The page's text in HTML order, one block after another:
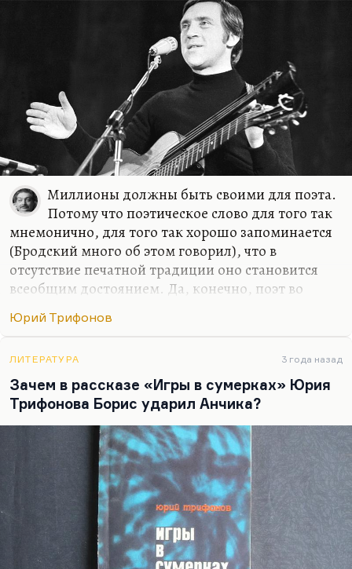
предложены в «Нетерпении», они…
Миллионы должны быть своими для поэта.
Потому что поэтическое слово для того так
мнемонично, для того так хорошо запоминается
(Бродский много об этом говорил), что в
отсутствие печатной традиции оно становится
всеобщим достоянием. Да, конечно, поэт во
резонанс. Многих моих, так сказать, бывших
эти ребята, желая резонанса, желая, чтобы их
слушала и читала страна, перебежали на сторону
худших тенденций во власти.
Они стали поддерживать войну, кататься по
стране с чтением военной лирики (очень плохого
качества). Это нормально: когда у тебя нет
общественного резонанса, когда твое слово не
звучит,…
Юрий Трифонов
ЛИТЕРАТУРА 3 года назад
Зачем в рассказе «Игры в сумерках» Юрия
Трифонова Борис ударил Анчика?